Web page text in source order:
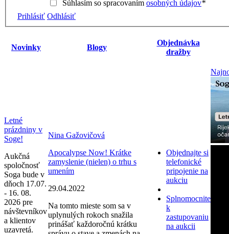
Súhlasím so spracovaním osobných údajov*
Prihlásiť Odhlásiť
Novinky Blogy
Objednávka
dražby
Letné
prázdniny v
Soge!
Aukčná
spoločnosť
Soga bude v
dňoch 17.07.
- 16. 08.
2026 pre
návštevníkov
a klientov
uzavretá.
Nina Gažovičová
Apocalypse Now! Krátke
zamyslenie (nielen) o trhu s
umením
29.04.2022
Na tomto mieste som sa v
uplynulých rokoch snažila
prinášať každoročnú krátku
Objednajte si
telefonické
pripojenie na
aukciu
Splnomocnite
k
zastupovaniu
na aukcii